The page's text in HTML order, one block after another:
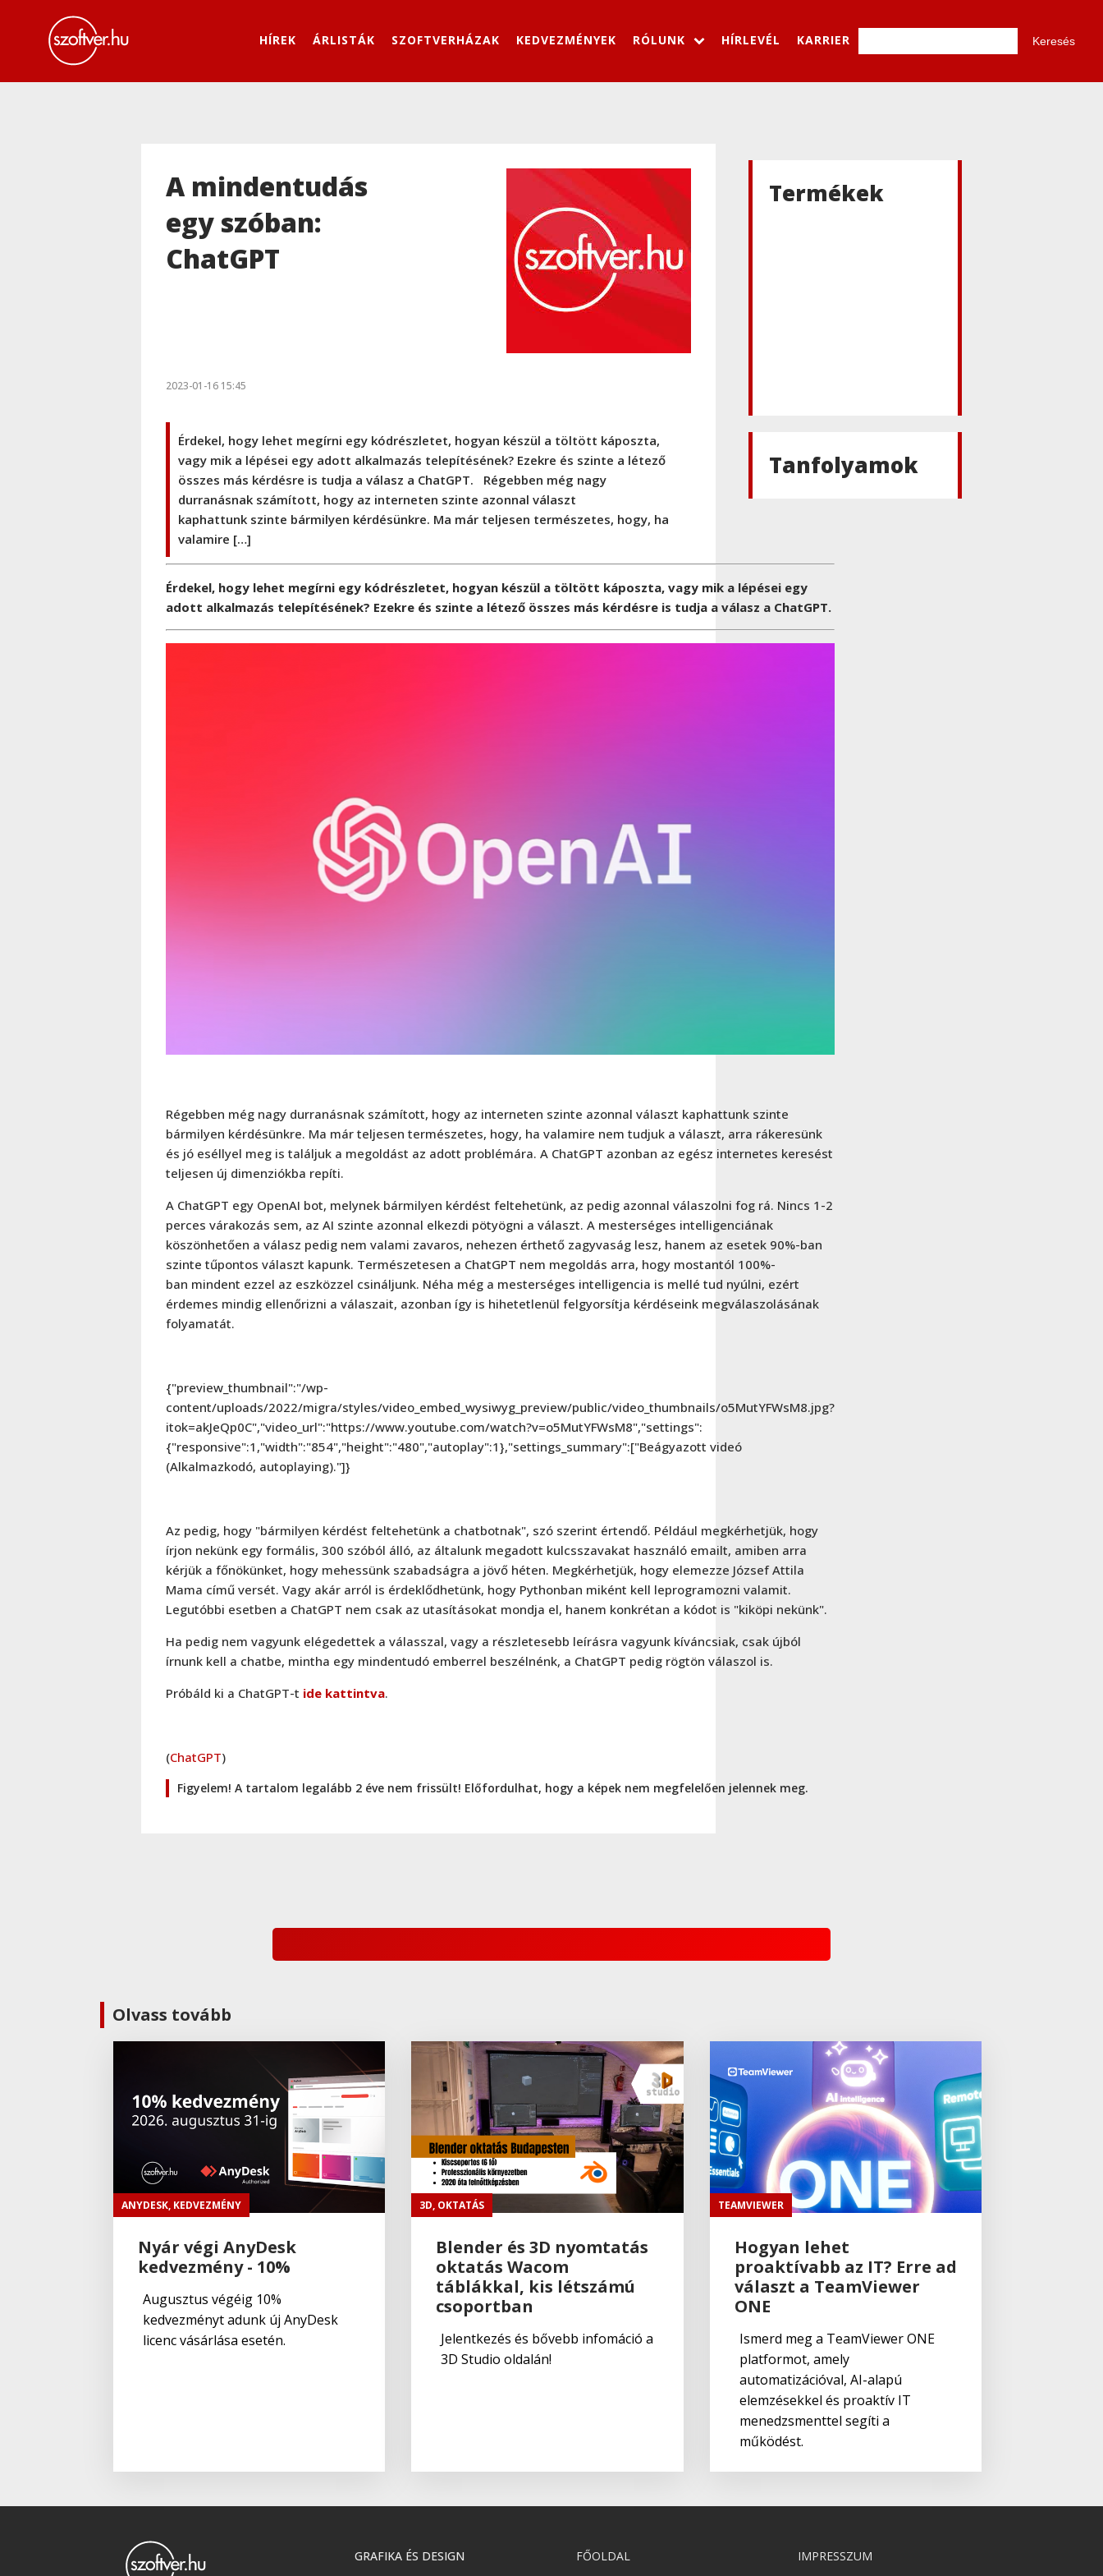
HÍREK ÁRLISTÁK SZOFTVERHÁZAK KEDVEZMÉNYEK RÓLUNK HÍRLEVÉL KARRIER
A mindentudás
egy szóban:
ChatGPT
2023-01-16 15:45
Érdekel, hogy lehet megírni egy kódrészletet, hogyan készül a töltött káposzta,
vagy mik a lépései egy adott alkalmazás telepítésének? Ezekre és szinte a létező
összes más kérdésre is tudja a válasz a ChatGPT. Régebben még nagy
durranásnak számított, hogy az interneten szinte azonnal választ
kaphattunk szinte bármilyen kérdésünkre. Ma már teljesen természetes, hogy, ha
valamire […]
Érdekel, hogy lehet megírni egy kódrészletet, hogyan készül a töltött káposzta, vagy mik a lépései egy
adott alkalmazás telepítésének? Ezekre és szinte a létező összes más kérdésre is tudja a válasz a ChatGPT.
Régebben még nagy durranásnak számított, hogy az interneten szinte azonnal választ kaphattunk szinte
bármilyen kérdésünkre. Ma már teljesen természetes, hogy, ha valamire nem tudjuk a választ, arra rákeresünk
és jó eséllyel meg is találjuk a megoldást az adott problémára. A ChatGPT azonban az egész internetes keresést
teljesen új dimenziókba repíti.
A ChatGPT egy OpenAI bot, melynek bármilyen kérdést feltehetünk, az pedig azonnal válaszolni fog rá. Nincs 1-2
perces várakozás sem, az AI szinte azonnal elkezdi pötyögni a választ. A mesterséges intelligenciának
köszönhetően a válasz pedig nem valami zavaros, nehezen érthető zagyvaság lesz, hanem az esetek 90%-ban
szinte tűpontos választ kapunk. Természetesen a ChatGPT nem megoldás arra, hogy mostantól 100%-
ban mindent ezzel az eszközzel csináljunk. Néha még a mesterséges intelligencia is mellé tud nyúlni, ezért
érdemes mindig ellenőrizni a válaszait, azonban így is hihetetlenül felgyorsítja kérdéseink megválaszolásának
folyamatát.
{"preview_thumbnail":"/wp-
content/uploads/2022/migra/styles/video_embed_wysiwyg_preview/public/video_thumbnails/o5MutYFWsM8.jpg?
itok=akJeQp0C","video_url":"https://www.youtube.com/watch?v=o5MutYFWsM8","settings":
{"responsive":1,"width":"854","height":"480","autoplay":1},"settings_summary":["Beágyazott videó
(Alkalmazkodó, autoplaying)."]}
Az pedig, hogy "bármilyen kérdést feltehetünk a chatbotnak", szó szerint értendő. Például megkérhetjük, hogy
írjon nekünk egy formális, 300 szóból álló, az általunk megadott kulcsszavakat használó emailt, amiben arra
kérjük a főnökünket, hogy mehessünk szabadságra a jövő héten. Megkérhetjük, hogy elemezze József Attila
Mama című versét. Vagy akár arról is érdeklődhetünk, hogy Pythonban miként kell leprogramozni valamit.
Legutóbbi esetben a ChatGPT nem csak az utasításokat mondja el, hanem konkrétan a kódot is "kiköpi nekünk".
Ha pedig nem vagyunk elégedettek a válasszal, vagy a részletesebb leírásra vagyunk kíváncsiak, csak újból
írnunk kell a chatbe, mintha egy mindentudó emberrel beszélnénk, a ChatGPT pedig rögtön válaszol is.
Próbáld ki a ChatGPT-t ide kattintva.
(ChatGPT)
Figyelem! A tartalom legalább 2 éve nem frissült! Előfordulhat, hogy a képek nem megfelelően jelennek meg.
Termékek
Tanfolyamok
Olvass tovább
ANYDESK, KEDVEZMÉNY
Nyár végi AnyDesk
kedvezmény - 10%
Augusztus végéig 10%
kedvezményt adunk új AnyDesk
licenc vásárlása esetén.
3D, OKTATÁS
Blender és 3D nyomtatás
oktatás Wacom
táblákkal, kis létszámú
csoportban
Jelentkezés és bővebb infomáció a
3D Studio oldalán!
TEAMVIEWER
Hogyan lehet
proaktívabb az IT? Erre ad
választ a TeamViewer
ONE
Ismerd meg a TeamViewer ONE
platformot, amely
automatizációval, AI-alapú
elemzésekkel és proaktív IT
menedzsmenttel segíti a
működést.
GRAFIKA ÉS DESIGN FŐOLDAL IMPRESSZUM